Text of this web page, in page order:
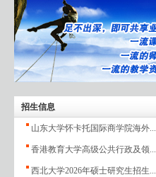
招生信息
山东大学怀卡托国际商学院海外...
香港教育大学高级公共行政及领...
西北大学2026年硕士研究生招生...